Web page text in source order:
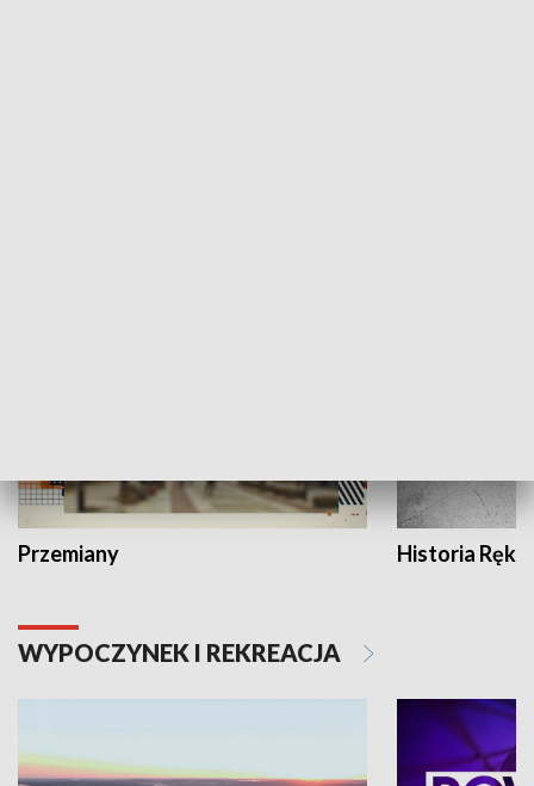
Przemiany Historia Ręką
WYPOCZYNEK I REKREACJA